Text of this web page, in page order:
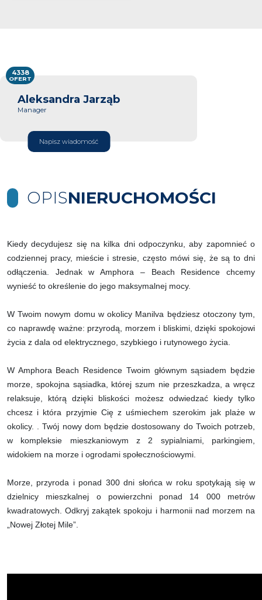
Aleksandra Jarząb
Manager
Napisz wiadomość
4338
OFERT
OPISNIERUCHOMOŚCI
Kiedy decydujesz się na kilka dni odpoczynku, aby zapomnieć o
codziennej pracy, mieście i stresie, często mówi się, że są to dni
odłączenia. Jednak w Amphora – Beach Residence chcemy
wynieść to określenie do jego maksymalnej mocy.
W Twoim nowym domu w okolicy Manilva będziesz otoczony tym,
co naprawdę ważne: przyrodą, morzem i bliskimi, dzięki spokojowi
życia z dala od elektrycznego, szybkiego i rutynowego życia.
W Amphora Beach Residence Twoim głównym sąsiadem będzie
morze, spokojna sąsiadka, której szum nie przeszkadza, a wręcz
relaksuje, którą dzięki bliskości możesz odwiedzać kiedy tylko
chcesz i która przyjmie Cię z uśmiechem szerokim jak plaże w
okolicy. . Twój nowy dom będzie dostosowany do Twoich potrzeb,
w kompleksie mieszkaniowym z 2 sypialniami, parkingiem,
widokiem na morze i ogrodami społecznościowymi.
Morze, przyroda i ponad 300 dni słońca w roku spotykają się w
dzielnicy mieszkalnej o powierzchni ponad 14 000 metrów
kwadratowych. Odkryj zakątek spokoju i harmonii nad morzem na
„Nowej Złotej Mile”.